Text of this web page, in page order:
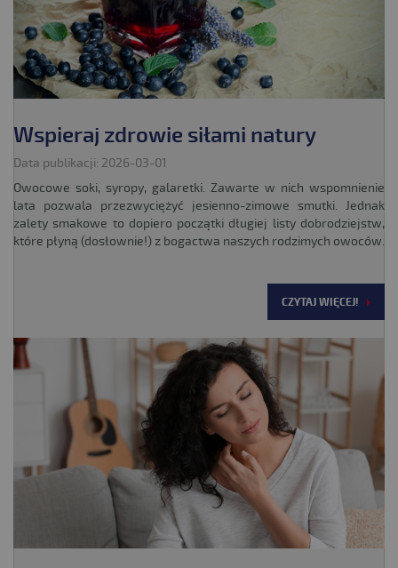
Wspieraj zdrowie siłami natury
Data publikacji: 2026-03-01
Owocowe soki, syropy, galaretki. Zawarte w nich wspomnienie
lata pozwala przezwyciężyć jesienno-zimowe smutki. Jednak
zalety smakowe to dopiero początki długiej listy dobrodziejstw,
które płyną (dosłownie!) z bogactwa naszych rodzimych owoców.
CZYTAJ WIĘCEJ!